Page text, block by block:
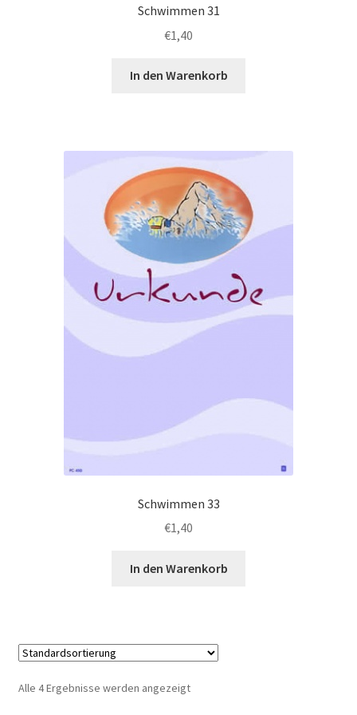
Schwimmen 31
€1,40
In den Warenkorb
Schwimmen 33
€1,40
In den Warenkorb
Alle 4 Ergebnisse werden angezeigt